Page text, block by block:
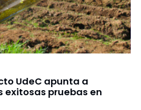
UdeC apunta a
pruebas en